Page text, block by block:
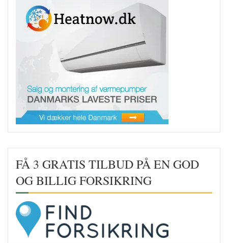
FÅ 3 GRATIS TILBUD PÅ EN GOD
OG BILLIG FORSIKRING